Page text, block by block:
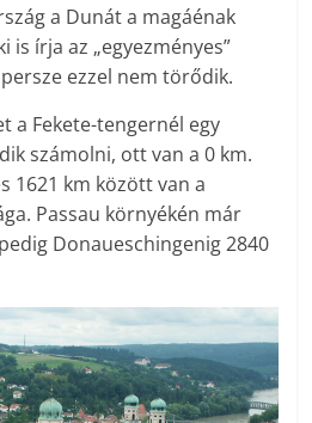
a Dunát a magáénak
is írja az „egyezményes”
ezzel nem törődik.
a Fekete-tengernél egy
számolni, ott van a 0 km.
1621 km között van a
Passau környékén már
Donaueschingenig 2840